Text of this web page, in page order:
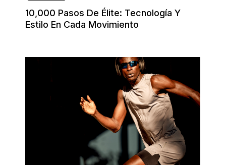
10,000 Pasos De Élite: Tecnología Y
Estilo En Cada Movimiento